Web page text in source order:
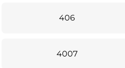
406
4007